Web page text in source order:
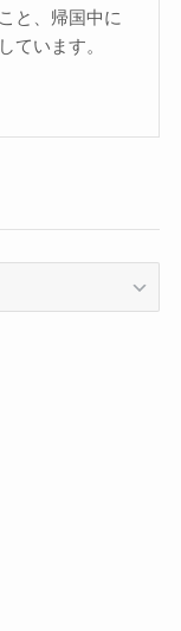
と、帰国中に
ています。